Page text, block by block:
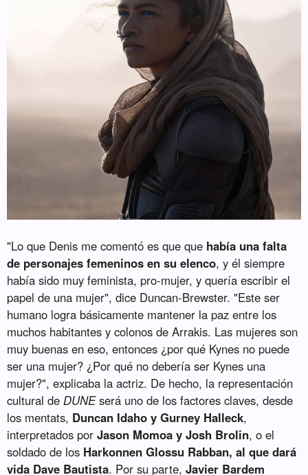
"Lo que Denis me comentó es que que había una falta
de personajes femeninos en su elenco, y él siempre
había sido muy feminista, pro-mujer, y quería escribir el
papel de una mujer", dice Duncan-Brewster. "Este ser
humano logra básicamente mantener la paz entre los
muchos habitantes y colonos de Arrakis. Las mujeres son
muy buenas en eso, entonces ¿por qué Kynes no puede
ser una mujer? ¿Por qué no debería ser Kynes una
mujer?", explicaba la actriz. De hecho, la representación
cultural deDUNEserá uno de los factores claves, desde
los mentats, Duncan Idaho y Gurney Halleck,
interpretados porJason Momoa y Josh Brolin, o el
soldado de los Harkonnen Glossu Rabban, al que dará
vida Dave Bautista. Por su parte,Javier Bardem